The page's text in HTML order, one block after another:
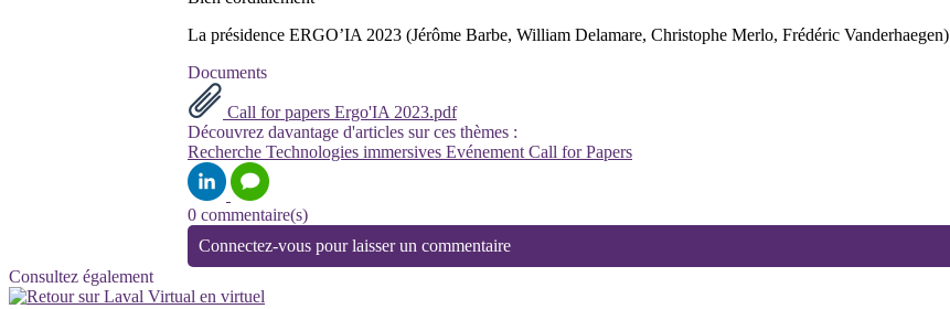
La présidence ERGO’IA 2023 (Jérôme Barbe, William Delamare, Christophe Merlo, Frédéric Vanderhaegen)
Documents
Call for papers Ergo'IA 2023.pdf
Découvrez davantage d'articles sur ces thèmes :
Recherche Technologies immersives EvénementCall for Papers
0 commentaire(s)
Connectez-vous pour laisser un commentaire
Consultez également